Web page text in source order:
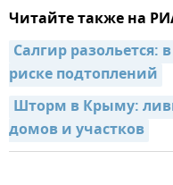
Читайте также на
Салгир разольется:
риске подтоплений
Шторм в Крыму:
домов и участков